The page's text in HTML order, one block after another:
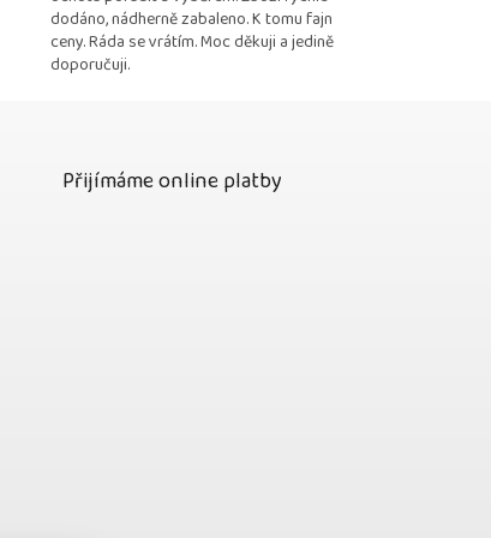
dodáno, nádherně zabaleno. K tomu fajn
ceny. Ráda se vrátím. Moc děkuji a jedině
doporučuji.
Přijímáme online platby